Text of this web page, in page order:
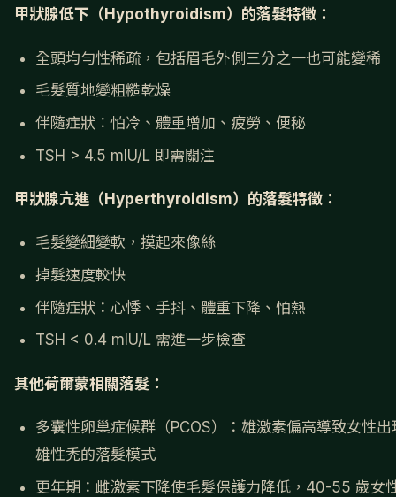
甲狀腺低下（Hypothyroidism）的落髮特徵：
全頭均勻性稀疏，包括眉毛外側三分之一也可能變稀
毛髮質地變粗糙乾燥
伴隨症狀：怕冷、體重增加、疲勞、便秘
TSH > 4.5 mIU/L 即需關注
甲狀腺亢進（Hyperthyroidism）的落髮特徵：
毛髮變細變軟，摸起來像絲
掉髮速度較快
伴隨症狀：心悸、手抖、體重下降、怕熱
TSH < 0.4 mIU/L 需進一步檢查
其他荷爾蒙相關落髮：
多囊性卵巢症候群（PCOS）：雄激素偏高導致女性出
雄性禿的落髮模式
更年期：雌激素下降使毛髮保護力降低，40-55 歲女